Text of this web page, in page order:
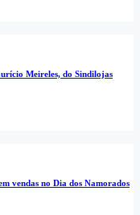
Meireles, do Sindilojas
vendas no Dia dos Namorados